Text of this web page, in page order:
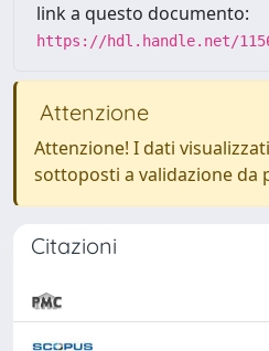
link a questo documento:
https://hdl.handle.net/
Attenzione
Attenzione! I dati
sottoposti a validazione da
Citazioni